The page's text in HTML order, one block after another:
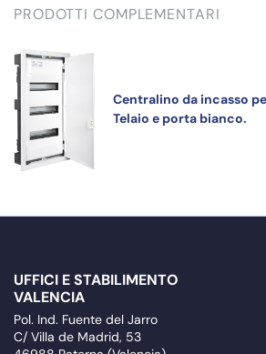
PRODOTTI COMPLEMENTARI
Centralino da incasso
Telaio e porta bianco.
UFFICI E STABILIMENTO
VALENCIA
Pol. Ind. Fuente del Jarro
C/ Villa de Madrid, 53